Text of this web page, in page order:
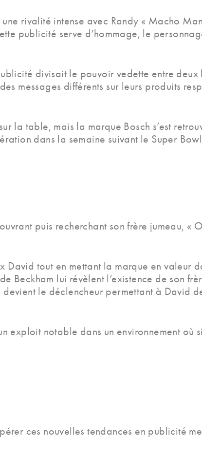
rivalité intense avec Randy « Macho
publicité serve d’hommage, le
divisait le pouvoir vedette entre
messages différents sur leurs produits
la table, mais la marque Bosch s’est
dans la semaine suivant le Super
puis recherchant son frère jumeau, «
tout en mettant la marque en valeur
Beckham lui révèlent l’existence de son
le déclencheur permettant à David
notable dans un environnement où
ces nouvelles tendances en publicité